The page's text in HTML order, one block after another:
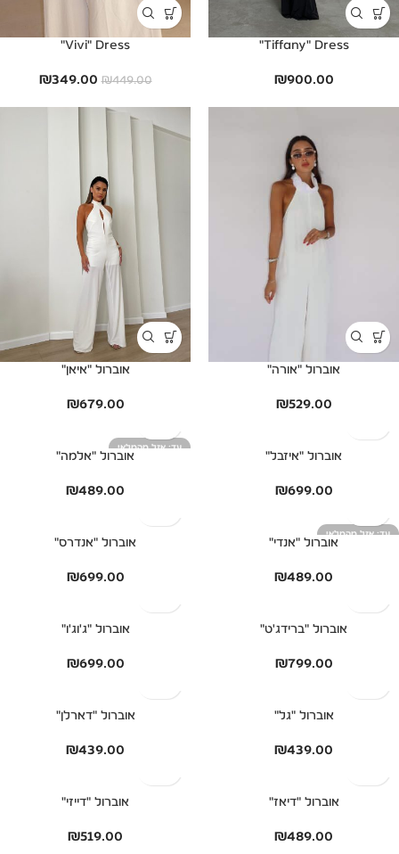
Tiffany" Dress"
₪900.00
Vivi" Dress"
₪449.00
₪349.00
אוברול "אורה"
₪529.00
אוברול "איאן"
₪679.00
אוברול "איזבל"
₪699.00
אזל מהמלאי
אוברול "אלמה"
₪489.00
אזל מהמלאי
אוברול "אנדי"
₪489.00
אוברול "אנדרס"
₪699.00
אוברול "ברידג'ט"
₪799.00
אוברול "ג'וג'ו"
₪699.00
אוברול "גל"
₪439.00
אוברול "דארלן"
₪439.00
אוברול "דיאז"
₪489.00
אוברול "דייזי"
₪519.00